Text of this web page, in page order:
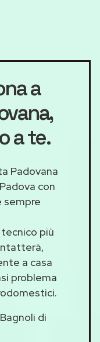
a
,
a te.
Padovana
con
sempre
più
a casa
problema
di